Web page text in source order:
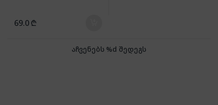
მას აქვს ჩაშენებული
მიკროფონი უწყვეტი
დასაკეცი ყურსასმენები
69.0₾
აჩვენებს %d შედეგს